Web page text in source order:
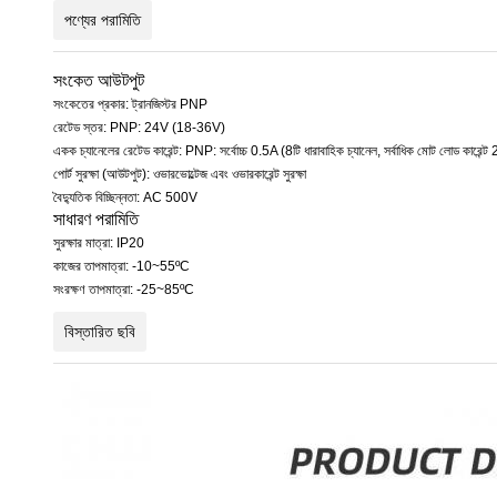
পণ্যের পরামিতি
সংকেত আউটপুট
সংকেতের প্রকার: ট্রানজিস্টর PNP
রেটেড স্তর: PNP: 24V (18-36V)
একক চ্যানেলের রেটেড কারেন্ট: PNP: সর্বোচ্চ 0.5A (8টি ধারাবাহিক চ্যানেল, সর্বাধিক মোট লোড
পোর্ট সুরক্ষা (আউটপুট): ওভারভোল্টেজ এবং ওভারকারেন্ট সুরক্ষা
বৈদ্যুতিক বিচ্ছিন্নতা: AC 500V
সাধারণ পরামিতি
সুরক্ষার মাত্রা: IP20
কাজের তাপমাত্রা: -10~55ºC
সংরক্ষণ তাপমাত্রা: -25~85ºC
বিস্তারিত ছবি